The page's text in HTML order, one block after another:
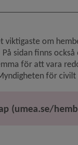
viktigaste om
sidan finns
för att vara
för civilt
(umea.se/